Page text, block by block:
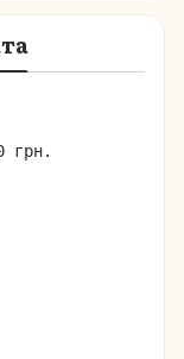
грн.